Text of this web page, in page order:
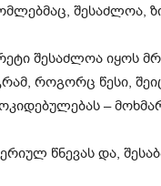
შესაძლოა,
შესაძლოა იყოს
როგორც წესი,
–
წნევას და,